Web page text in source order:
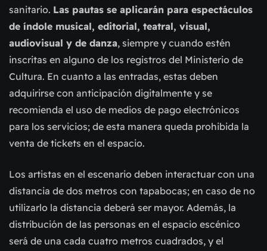
sanitario. Las pautas se aplicarán para espectáculos
de índole musical, editorial, teatral, visual,
audiovisual y de danza, siempre y cuando estén
inscritas en alguno de los registros del Ministerio de
Cultura. En cuanto a las entradas, estas deben
adquirirse con anticipación digitalmente y se
recomienda el uso de medios de pago electrónicos
para los servicios; de esta manera queda prohibida la
venta de tickets en el espacio.
Los artistas en el escenario deben interactuar con una
distancia de dos metros con tapabocas; en caso de no
utilizarlo la distancia deberá ser mayor. Además, la
distribución de las personas en el espacio escénico
será de una cada cuatro metros cuadrados, y el